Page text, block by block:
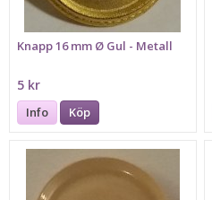
Knapp 16 mm Ø Gul - Metall
5 kr
Info Köp